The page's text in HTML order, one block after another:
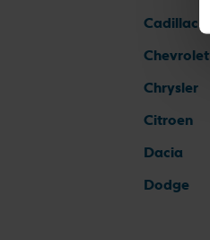
Cadillac
Chevrolet
Chrysler
Citroen
Dacia
Dodge